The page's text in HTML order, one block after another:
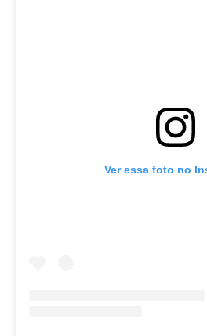
Ver essa foto no